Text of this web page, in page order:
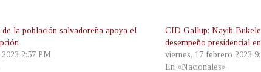
la población salvadoreña apoya el
2:57 PM
CID Gallup: Nayib
desempeño presidencial
viernes, 17 febrero 2023
En «Nacionales»